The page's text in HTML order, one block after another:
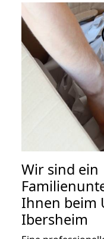
Wir sind ein
Ihnen beim
Ibersheim